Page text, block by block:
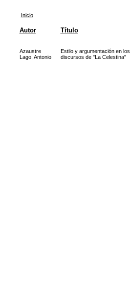
Inicio
Autor Título
Azaustre
Lago, Antonio
Estilo y argumentación en los
discursos de "La Celestina"